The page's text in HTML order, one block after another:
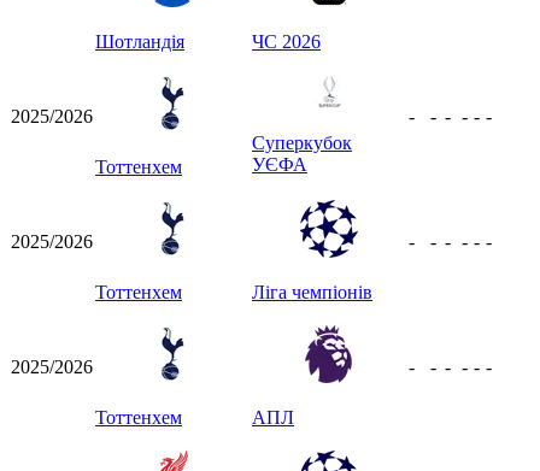
Шотландія ЧС 2026
2025/2026
Тоттенхем
Суперкубок
УЄФА
- - - - - -
2025/2026
Тоттенхем Ліга чемпіонів
- - - - - -
2025/2026
Тоттенхем АПЛ
- - - - - -